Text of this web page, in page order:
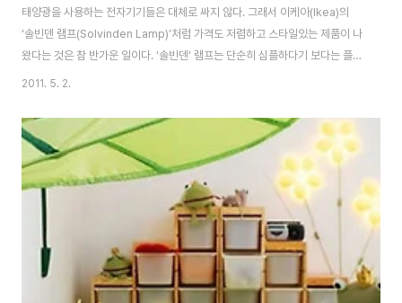
태양광을 사용하는 전자기기들은 대체로 싸지 않다. 그래서 이케아(Ikea)의
‘솔빈덴 램프(Solvinden Lamp)’처럼 가격도 저렴하고 스타일있는 제품이 나
왔다는 것은 참 반가운 일이다. ‘솔빈덴’ 램프는 단순히 심플하다기 보다는 플라
스틱 느낌이 좀 강하지만 모던 인테리어 소품으로는 손색이 없다. 물론 이 탁상
다는 사용방법이 조금 더 복잡하다. 배터리 충전을 위해서 태양광에 노출시켜
야 하기 때문이다. 따라서 햇빛이 잘 비치지 않는 곳에서 사용한다면 낮시간 동
안 해가 잘 드는 창가에 두고 충전해야 한다. ‘솔빈덴’은 41cm(높
이)*15cm(지름)의 크기에 무게는 1.1kg이 나간다. 바닥에 닿는 베이스와 중
심대는 파우더 코팅이..
2011. 5. 2.